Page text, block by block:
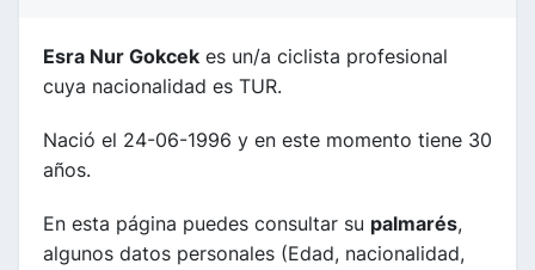
Esra Nur Gokcek es un/a ciclista profesional
cuya nacionalidad es TUR.
Nació el 24-06-1996 y en este momento tiene 30
años.
En esta página puedes consultar su palmarés,
algunos datos personales (Edad, nacionalidad,